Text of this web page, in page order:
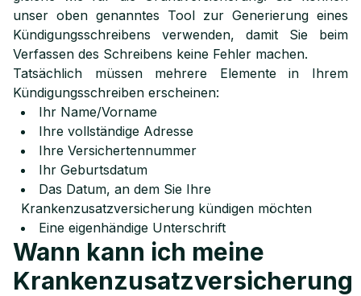
unser oben genanntes Tool zur Generierung eines
Kündigungsschreibens verwenden, damit Sie beim
Verfassen des Schreibens keine Fehler machen.
Tatsächlich müssen mehrere Elemente in Ihrem
Kündigungsschreiben erscheinen:
Ihr Name/Vorname
Ihre vollständige Adresse
Ihre Versichertennummer
Ihr Geburtsdatum
Das Datum, an dem Sie Ihre
Krankenzusatzversicherung kündigen möchten
Eine eigenhändige Unterschrift
Wann kann ich meine
Krankenzusatzversicherung